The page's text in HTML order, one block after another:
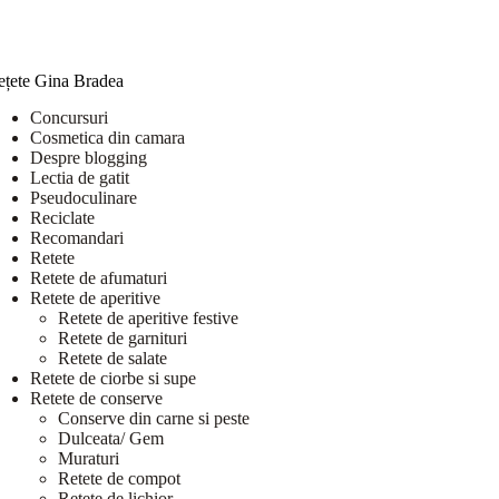
Gina Bradea
Concursuri
Cosmetica din camara
Despre blogging
Lectia de gatit
Pseudoculinare
Reciclate
Recomandari
Retete
Retete de afumaturi
Retete de aperitive
Retete de aperitive festive
Retete de garnituri
Retete de salate
Retete de ciorbe si supe
Retete de conserve
Conserve din carne si peste
Dulceata/ Gem
Muraturi
Retete de compot